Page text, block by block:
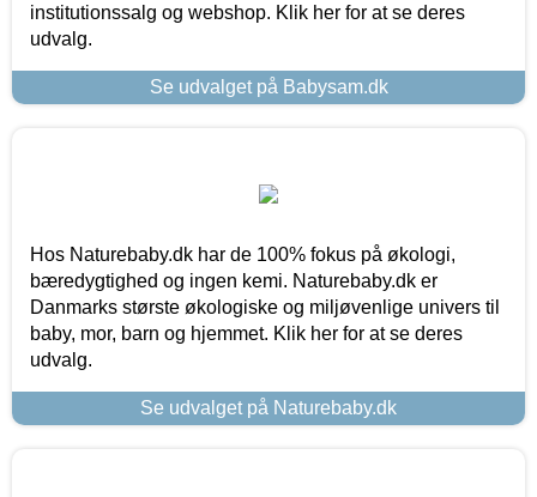
institutionssalg og webshop. Klik her for at se deres
udvalg.
Se udvalget på Babysam.dk
Hos Naturebaby.dk har de 100% fokus på økologi,
bæredygtighed og ingen kemi. Naturebaby.dk er
Danmarks største økologiske og miljøvenlige univers til
baby, mor, barn og hjemmet. Klik her for at se deres
udvalg.
Se udvalget på Naturebaby.dk